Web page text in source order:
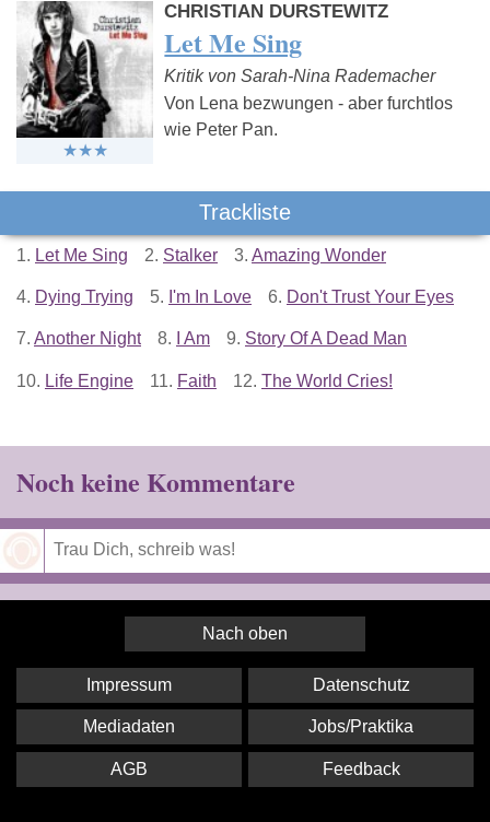
CHRISTIAN DURSTEWITZ
Let Me Sing
Kritik von Sarah-Nina Rademacher
Von Lena bezwungen - aber furchtlos
wie Peter Pan.
Trackliste
1. Let Me Sing 2. Stalker 3. Amazing Wonder
4. Dying Trying 5. I'm In Love 6. Don't Trust Your Eyes
7. Another Night 8. I Am 9. Story Of A Dead Man
10. Life Engine 11. Faith 12. The World Cries!
Noch keine Kommentare
Nach oben
Impressum Datenschutz
Mediadaten Jobs/Praktika
AGB Feedback